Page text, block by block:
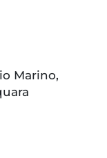
Marino,